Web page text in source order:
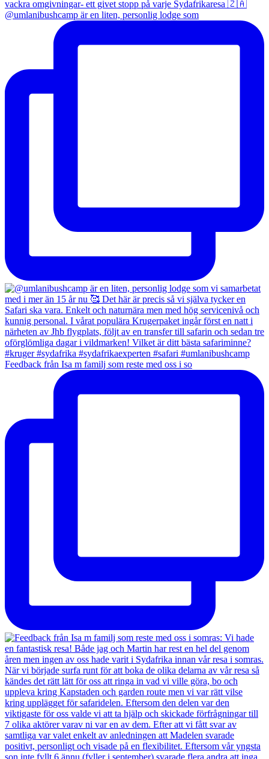
@umlanibushcamp är en liten, personlig lodge som
Feedback från Isa m familj som reste med oss i so